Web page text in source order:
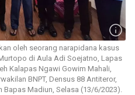
oleh seorang narapidana kasus
di Aula Adi Soejatno, Lapas
Kalapas Ngawi Gowim Mahali,
BNPT, Densus 88 Antiteror,
Bapas Madiun, Selasa (13/6/2023).